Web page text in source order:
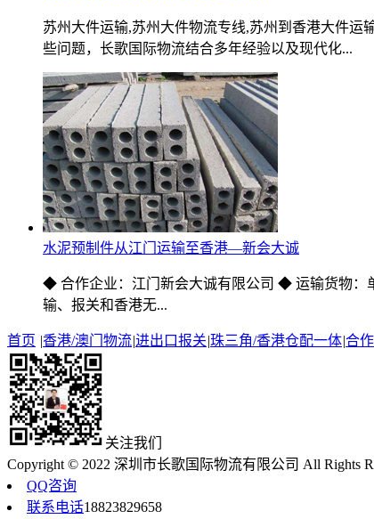
苏州大件运输,苏州大件物流专线,苏州到香港大件
些问题，长歌国际物流结合多年经验以及现代化...
水泥预制件从江门运输至香港—新会大诚
◆ 合作企业：江门新会大诚有限公司 ◆ 运输货物：
输、报关和香港无...
首页 |香港/澳门物流|进出口报关|珠三角/香港仓配一体|合
关注我们
Copyright © 2022 深圳市长歌国际物流有限公司 All Rights
QQ咨询
联系电话18823829658